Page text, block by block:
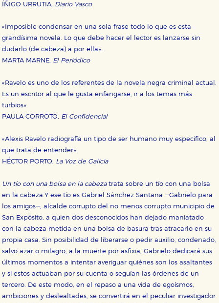
ÍÑIGO URRUTIA, Diario Vasco
«Imposible condensar en una sola frase todo lo que es esta
grandísima novela. Lo que debe hacer el lector es lanzarse sin
dudarlo (de cabeza) a por ella».
MARTA MARNE, El Periódico
«Ravelo es uno de los referentes de la novela negra criminal actual.
Es un escritor al que le gusta enfangarse, ir a los temas más
turbios».
PAULA CORROTO, El Confidencial
«Alexis Ravelo radiografía un tipo de ser humano muy específico, al
que trata de entender».
HÉCTOR PORTO, La Voz de Galicia
Un tío con una bolsa en la cabezatrata sobre un tío con una bolsa
en la cabeza.Y ese tío es Gabriel Sánchez Santana —Gabrielo para
los amigos—, alcalde corrupto del no menos corrupto municipio de
San Expósito, a quien dos desconocidos han dejado maniatado
con la cabeza metida en una bolsa de basura tras atracarlo en su
propia casa. Sin posibilidad de liberarse o pedir auxilio, condenado,
salvo azar o milagro, a la muerte por asfixia, Gabrielo dedicará sus
últimos momentos a intentar averiguar quiénes son los asaltantes
y si estos actuaban por su cuenta o seguían las órdenes de un
tercero. De este modo, en el repaso a una vida de egoísmos,
ambiciones y deslealtades, se convertirá en el peculiar investigador